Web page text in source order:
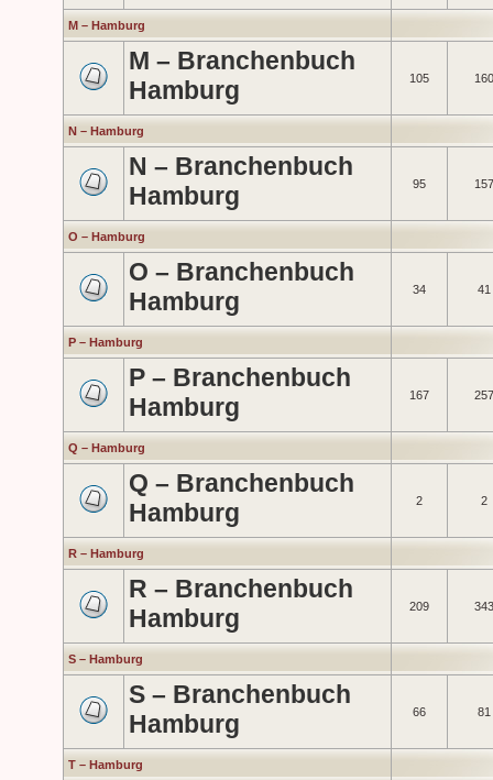
M – Hamburg
M – Branchenbuch
Hamburg
105 160
N – Hamburg
N – Branchenbuch
Hamburg
95 157
O – Hamburg
O – Branchenbuch
Hamburg
34 41
P – Hamburg
P – Branchenbuch
Hamburg
167 257
Q – Hamburg
Q – Branchenbuch
Hamburg
2 2
R – Hamburg
R – Branchenbuch
Hamburg
209 343
S – Hamburg
S – Branchenbuch
Hamburg
66 81
T – Hamburg